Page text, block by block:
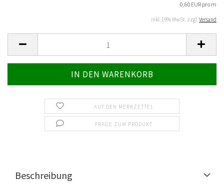
0,60 EUR pro m
inkl. 19% MwSt. zzgl.Versand
AUF DEN MERKZETTEL
FRAGE ZUM PRODUKT
Beschreibung